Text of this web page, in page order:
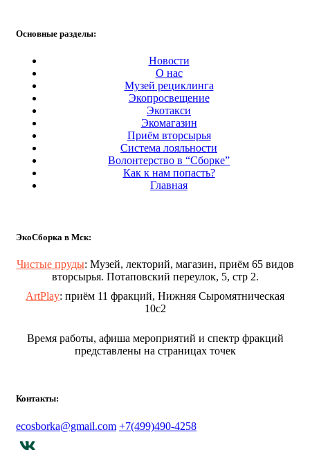
Основные разделы:
Новости
О нас
Музей рециклинга
Экопросвещение
Экотакси
Экомагазин
Приём вторсырья
Система лояльности
Волонтерство в “Сборке”
Как к нам попасть?
Главная
ЭкоСборка в Мск:
Чистые пруды: Музей, лекторий, магазин, приём 65 видов
вторсырья. Потаповский переулок, 5, стр 2.
ArtPlay: приём 11 фракций, Нижняя Сыромятническая
10с2
Время работы, афиша мероприятий и спектр фракций
представлены на страницах точек
Контакты:
ecosborka@gmail.com +7(499)490-4258